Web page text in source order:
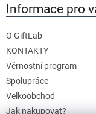
Informace pro
O GiftLab
KONTAKTY
Věrnostní program
Spolupráce
Velkoobchod
Jak nakupovat?